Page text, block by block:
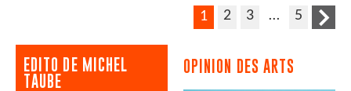
1 2 3 … 5
EDITO DE MICHEL
TAUBE
OPINION DES ARTS